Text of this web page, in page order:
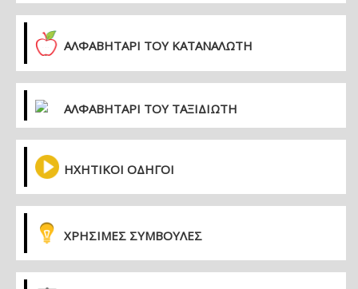
ΑΛΦΑΒΗΤΑΡΙ ΤΟΥ ΚΑΤΑΝΑΛΩΤΗ
ΑΛΦΑΒΗΤΑΡΙ ΤΟΥ ΤΑΞΙΔΙΩΤΗ
ΗΧΗΤΙΚΟΙ ΟΔΗΓΟΙ
ΧΡΗΣΙΜΕΣ ΣΥΜΒΟΥΛΕΣ